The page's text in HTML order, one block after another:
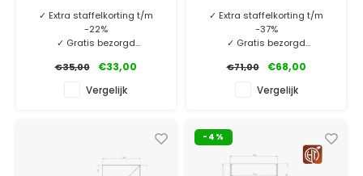
✓ Extra staffelkorting t/m
-22%
✓ Gratis bezorgd
✓ Laagste prijsgarantie
✓ 10 jaar garantie
€35,00 €33,00
Vergelijk
✓ Extra staffelkorting t/m
-37%
✓ Gratis bezorgd
✓ Laagste prijsgarantie
✓ 10 jaar garantie
€71,00 €68,00
Vergelijk
-4%